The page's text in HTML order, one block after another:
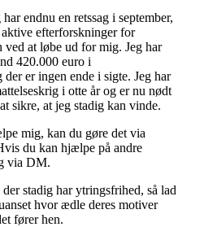
endnu en retssag i september,
efterforskninger for
ved at løbe ud for mig. Jeg har
420.000 euro i
der er ingen ende i sigte. Jeg har
i otte år og er nu nødt
sikre, at jeg stadig kan vinde.
mig, kan du gøre det via
du kan hjælpe på andre
via DM.
stadig har ytringsfrihed, så lad
hvor ædle deres motiver
fører hen.